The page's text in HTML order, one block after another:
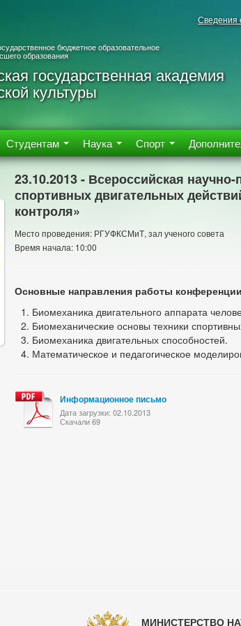
Сведения
бюджетное образовательное
образования
государственная академия
культуры
Студентам Наука Спорт
23.10.2013 - Всероссийская
спортивных двигательных
контроля»
Место проведения: РГУФКСМиТ, зал ученого совета
Время начала: 10:00
Основные направления работы
Биомеханика двигательного аппарата
Биомеханические основы техники
Биомеханика двигательных способностей.
Математическое и педагогическое
Информационное письмо
Дата загрузки: 02.10.2013
Скачали 69
МИНИСТЕРСТВО